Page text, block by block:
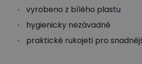
vyrobeno z bílého plastu
hygienicky nezávadné
praktické rukojeti pro